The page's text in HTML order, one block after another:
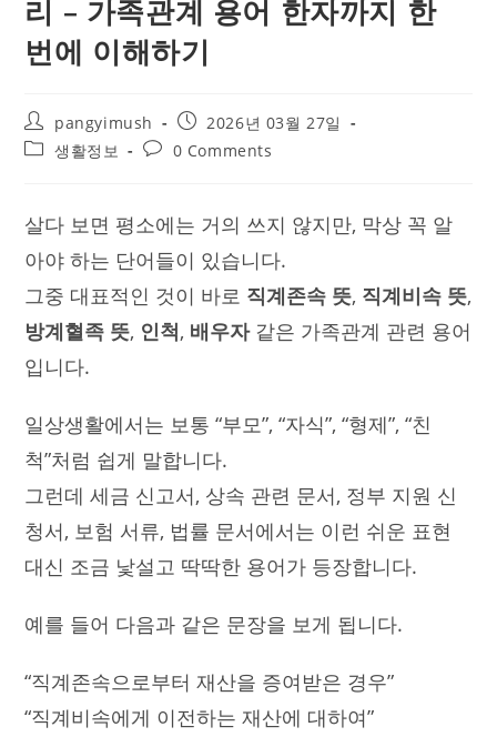
리 – 가족관계 용어 한자까지 한
번에 이해하기
Post
author:
pangyimush
Post
published:
2026년 03월 27일
Post생활정보
Post0 Comments
살다 보면 평소에는 거의 쓰지 않지만, 막상 꼭 알
아야 하는 단어들이 있습니다.
그중 대표적인 것이 바로 직계존속 뜻, 직계비속 뜻,
방계혈족 뜻, 인척, 배우자같은 가족관계 관련 용어
입니다.
일상생활에서는 보통 “부모”, “자식”, “형제”, “친
척”처럼 쉽게 말합니다.
그런데 세금 신고서, 상속 관련 문서, 정부 지원 신
청서, 보험 서류, 법률 문서에서는 이런 쉬운 표현
대신 조금 낯설고 딱딱한 용어가 등장합니다.
예를 들어 다음과 같은 문장을 보게 됩니다.
“직계존속으로부터 재산을 증여받은 경우”
“직계비속에게 이전하는 재산에 대하여”